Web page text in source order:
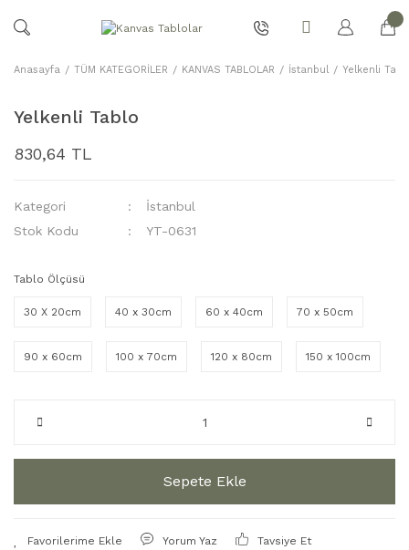
Anasayfa TÜM KATEGORİLER KANVAS TABLOLAR İstanbul Yelkenli
Yelkenli Tablo
830,64 TL
Kategori
İstanbul
Stok Kodu
YT-0631
Tablo Ölçüsü
30 X 20cm 40 x 30cm 60 x 40cm 70 x 50cm
90 x 60cm 100 x 70cm 120 x 80cm 150 x 100cm
Sepete Ekle
Yorum Yaz Tavsiye Et